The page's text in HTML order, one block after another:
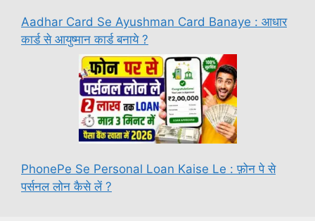
Aadhar Card Se Ayushman Card Banaye : आधार
कार्ड से आयुष्मान कार्ड बनाये ?
PhonePe Se Personal Loan Kaise Le : फ़ोन पे से
पर्सनल लोन कैसे लें ?